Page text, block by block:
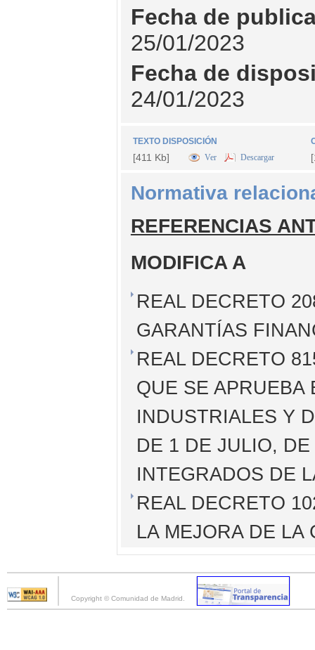
Fecha de
25/01/2023
Fecha de
24/01/2023
TEXTO DISPOSICIÓN
[411 Kb] Ver Descargar
Normativa
REFERENCIAS
MODIFICA A
REAL DECRETO
GARANTÍAS
REAL DECRETO
QUE SE APRUEBA
INDUSTRIALES Y
DE 1 DE JULIO,
INTEGRADOS DE
REAL DECRETO
LA MEJORA DE LA
Copyright © Comunidad de Madrid.